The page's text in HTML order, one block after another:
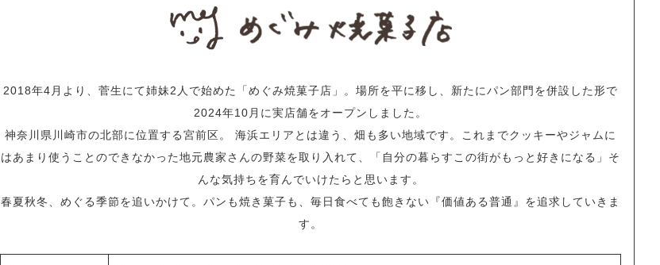
2018年4月より、菅生にて姉妹2人で始めた「めぐみ焼菓子店」。場所を平に移し、新たにパン部門を併設した形で
2024年10月に実店舗をオープンしました。
神奈川県川崎市の北部に位置する宮前区。 海浜エリアとは違う、畑も多い地域です。これまでクッキーやジャムに
はあまり使うことのできなかった地元農家さんの野菜を取り入れて、「自分の暮らすこの街がもっと好きになる」そ
んな気持ちを育んでいけたらと思います。
春夏秋冬、めぐる季節を追いかけて。パンも焼き菓子も、毎日食べても飽きない『価値ある普通』を追求していきま
す。